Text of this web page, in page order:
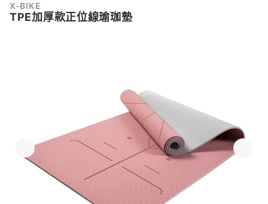
X-BIKE
TPE加厚款正位線瑜珈墊